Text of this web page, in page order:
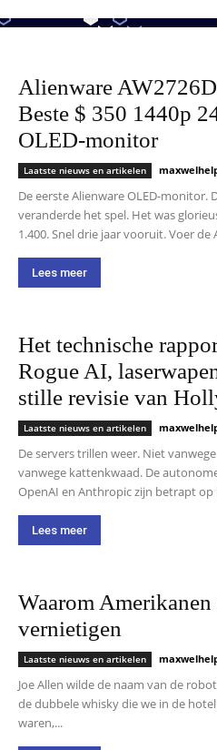
Alienware
Beste $ 350 1440p
OLED-monitor
Laatste nieuws en artikelen
De eerste Alienware OLED-monitor.
veranderde het spel. Het was
1.400. Snel drie jaar vooruit. Voer de
Lees meer
Het technische
Rogue AI,
stille revisie van
Laatste nieuws en artikelen
De servers trillen weer. Niet
vanwege kattenkwaad. De
OpenAI en Anthropic zijn betrapt
Lees meer
Waarom Amerikanen
vernietigen
Laatste nieuws en artikelen
Joe Allen wilde de naam van de
de dubbele whisky die we in de
waren,...